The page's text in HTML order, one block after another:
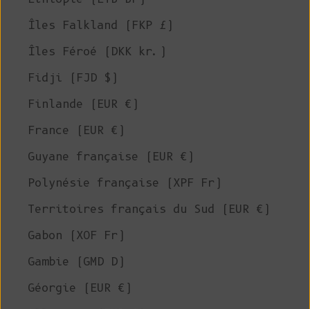
Îles Falkland (FKP £)
Îles Féroé (DKK kr.)
Fidji (FJD $)
Finlande (EUR €)
France (EUR €)
Guyane française (EUR €)
Polynésie française (XPF Fr)
Territoires français du Sud (EUR €)
Gabon (XOF Fr)
Gambie (GMD D)
Géorgie (EUR €)